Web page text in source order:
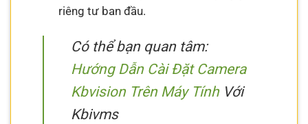
riêng tư ban đầu.
Có thể bạn quan tâm:
Hướng Dẫn Cài Đặt Camera
Kbvision Trên Máy TínhVới
Kbivms